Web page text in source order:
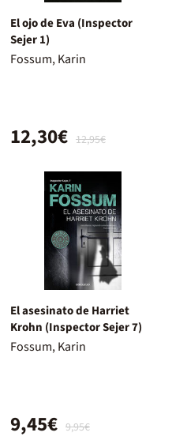
El ojo de Eva (Inspector
Sejer 1)
Fossum, Karin
12,95€
12,30€
El asesinato de Harriet
Krohn (Inspector Sejer 7)
Fossum, Karin
9,95€
9,45€